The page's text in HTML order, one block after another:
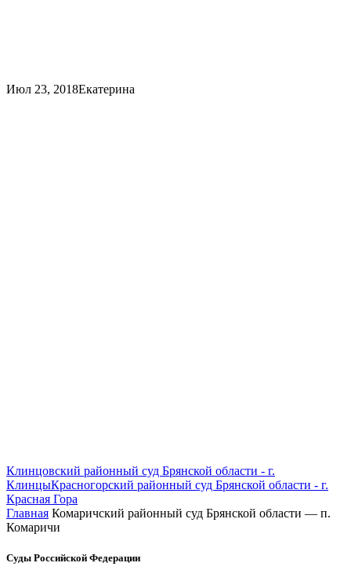
Июл 23, 2018Екатерина
Клинцовский районный суд Брянской области - г.
КлинцыКрасногорский районный суд Брянской области - г.
Красная Гора
Главная Комаричский районный суд Брянской области — п.
Комаричи
Суды Российской Федерации